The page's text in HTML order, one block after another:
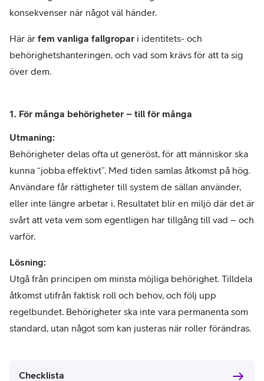
konsekvenser när något väl händer.
Här är fem vanliga fallgropar i identitets- och
behörighetshanteringen, och vad som krävs för att ta sig
över dem.
1. För många behörigheter – till för många
Utmaning:
Behörigheter delas ofta ut generöst, för att människor ska
kunna “jobba effektivt”. Med tiden samlas åtkomst på hög.
Användare får rättigheter till system de sällan använder,
eller inte längre arbetar i. Resultatet blir en miljö där det är
svårt att veta vem som egentligen har tillgång till vad – och
varför.
Lösning:
Utgå från principen om minsta möjliga behörighet. Tilldela
åtkomst utifrån faktisk roll och behov, och följ upp
regelbundet. Behörigheter ska inte vara permanenta som
standard, utan något som kan justeras när roller förändras.
Checklista